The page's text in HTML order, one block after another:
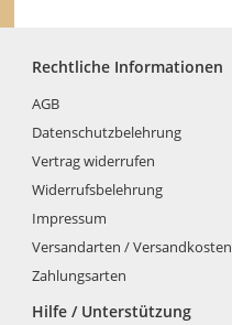
Rechtliche Informationen
AGB
Datenschutzbelehrung
Vertrag widerrufen
Widerrufsbelehrung
Impressum
Versandarten / Versandkosten
Zahlungsarten
Hilfe / Unterstützung